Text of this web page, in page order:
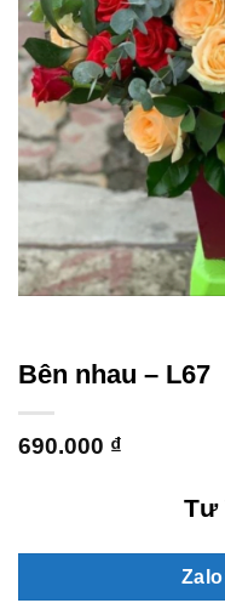
Bên nhau – L67
690.000 ₫
Tư